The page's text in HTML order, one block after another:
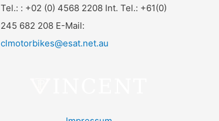
Tel.: : +02 (0) 4568 2208 Int. Tel.: +61(0)
245 682 208 E-Mail:
clmotorbikes@esat.net.au